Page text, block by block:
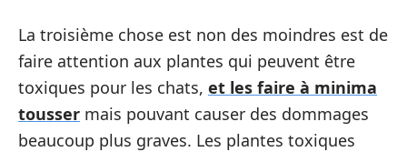
La troisième chose est non des moindres est de
faire attention aux plantes qui peuvent être
toxiques pour les chats, et les faire à minima
tousser mais pouvant causer des dommages
beaucoup plus graves. Les plantes toxiques